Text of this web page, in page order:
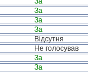
За
За
За
Відсутня
Не голосував
За
За